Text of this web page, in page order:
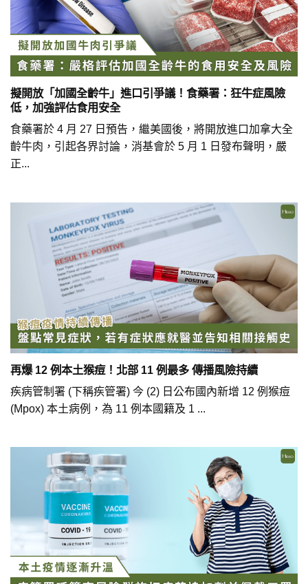
擬開放「加國全齡牛」進口引爭議！食藥署：狂牛症風險
低，加強評估食用安全
食藥署於 4 月 27 日預告，繼美國後，將開放進口加拿大全
齡牛肉，引起各界討論，消基會於 5 月 1 日發布聲明，嚴
正...
再爆 12 例本土猴痘！北部 11 例最多 傳播風險持續
疾病管制署 (下稱疾管署) 今 (2) 日公布國內新增 12 例猴痘
(Mpox) 本土病例，為 11 例本國籍及 1 ...